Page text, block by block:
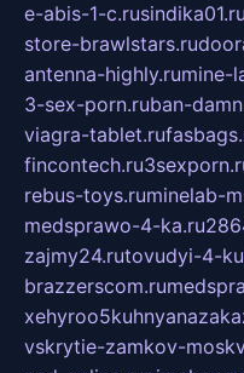
e-abis-1-c.rusindika01.ru
store-brawlstars.ru
antenna-highly.rumine-
3-sex-porn.ruban-
viagra-tablet.ru
fincontech.ru
rebus-toys.ruminelab-
medsprawo-4-ka.ru
zajmy24.rutovudyi-4-
brazzerscom.ru
vskrytie-zamkov-